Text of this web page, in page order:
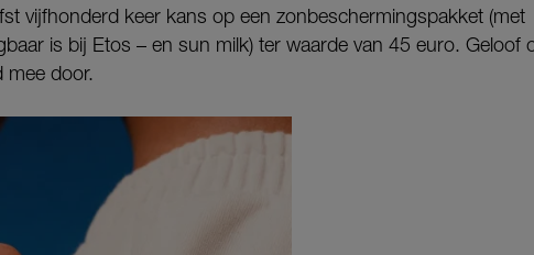
vijfhonderd keer kans op een zonbeschermingspakket (met
is bij Etos – en sun milk) ter waarde van 45 euro. Geloof
mee door.